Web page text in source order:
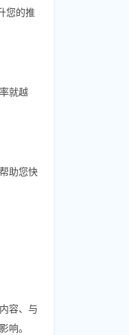
您的推
就越
助您快
容、与
响。